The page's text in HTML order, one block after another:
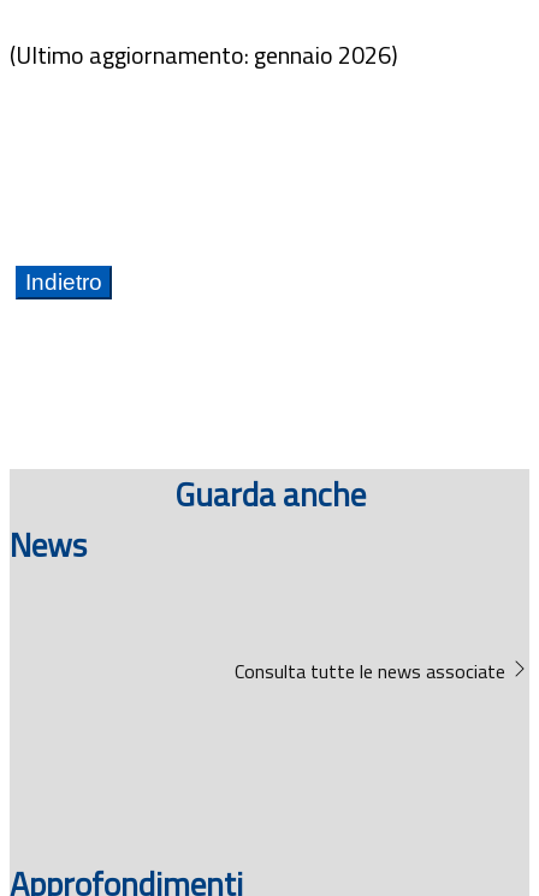
(Ultimo aggiornamento: gennaio 2026)
Guarda anche
News
Consulta tutte le news associate
Approfondimenti